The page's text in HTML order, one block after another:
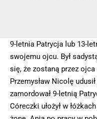
9-letnia Patrycja lub 13-
swojemu ojcu. Był
się, że zostaną przez
Przemysław Nicolę
zamordował 9-letnią
Córeczki ułożył w